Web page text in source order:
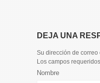
DEJA UNA
Su dirección de
Los campos
Nombre